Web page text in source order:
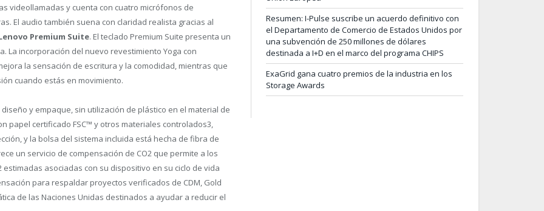
videollamadas y cuenta con cuatro micrófonos de
El audio también suena con claridad realista gracias al
Premium Suite. El teclado Premium Suite presenta un
La incorporación del nuevo revestimiento Yoga con
la sensación de escritura y la comodidad, mientras que
cuando estás en movimiento.
y empaque, sin utilización de plástico en el material de
papel certificado FSC™ y otros materiales controlados3,
y la bolsa del sistema incluida está hecha de fibra de
un servicio de compensación de CO2 que permite a los
asociadas con su dispositivo en su ciclo de vida
para respaldar proyectos verificados de CDM, Gold
de las Naciones Unidas destinados a ayudar a reducir el
Resumen: I-Pulse suscribe un acuerdo definitivo con
el Departamento de Comercio de Estados Unidos por
una subvención de 250 millones de dólares
destinada a I+D en el marco del programa CHIPS
ExaGrid gana cuatro premios de la industria en los
Storage Awards